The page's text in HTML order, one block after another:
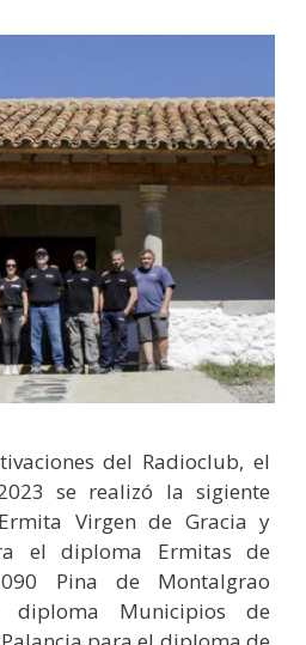
del Radioclub, el
se realizó la sigiente
Virgen de Gracia y
el diploma Ermitas de
Pina de Montalgrao
diploma Municipios de